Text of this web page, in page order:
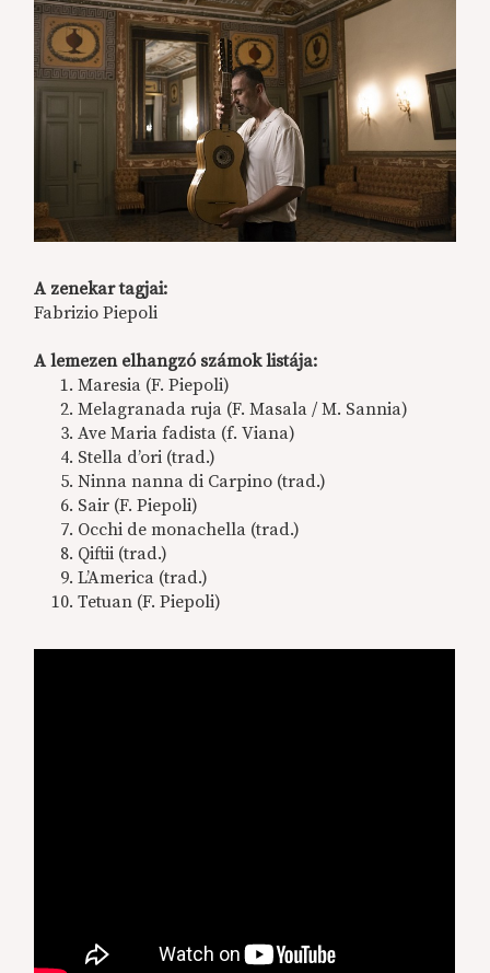
A zenekar tagjai:
Fabrizio Piepoli
A lemezen elhangzó számok listája:
Maresia (F. Piepoli)
Melagranada ruja (F. Masala / M. Sannia)
Ave Maria fadista (f. Viana)
Stella d’ori (trad.)
Ninna nanna di Carpino (trad.)
Sair (F. Piepoli)
Occhi de monachella (trad.)
Qiftii (trad.)
L’America (trad.)
Tetuan (F. Piepoli)